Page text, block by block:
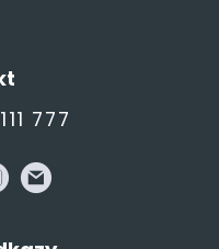
777